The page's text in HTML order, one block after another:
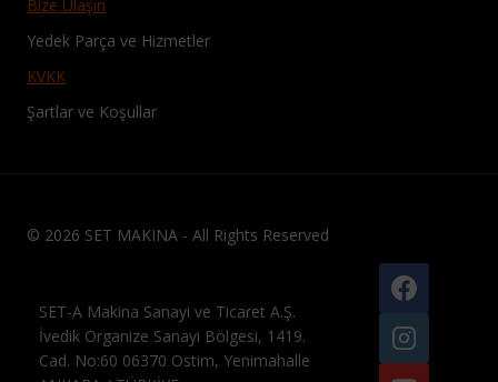
Bize Ulaşın
Yedek Parça ve Hizmetler
KVKK
Şartlar ve Koşullar
© 2026 SET MAKINA - All Rights Reserved
SET-A Makina Sanayi ve Ticaret A.Ş.
İvedik Organize Sanayi Bölgesi, 1419.
Cad. No:60 06370 Ostim, Yenimahalle